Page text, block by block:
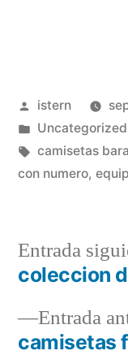
Publicado
por
istern
Publicado
en
Uncategorized
Etiquetas:
camisetas
con numero,
deEntrada
camisetas
Entrada
coleccion